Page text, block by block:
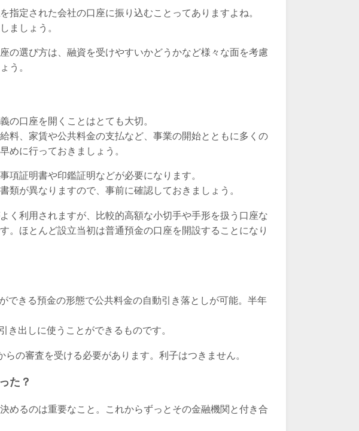
指定された会社の口座に振り込むことってありますよね。
ましょう。
の選び方は、融資を受けやすいかどうかなど様々な面を考慮
う。
の口座を開くことはとても大切。
料、家賃や公共料金の支払など、事業の開始とともに多くの
めに行っておきましょう。
項証明書や印鑑証明などが必要になります。
類が異なりますので、事前に確認しておきましょう。
く利用されますが、比較的高額な小切手や手形を扱う口座な
。ほとんど設立当初は普通預金の口座を開設することになり
できる預金の形態で公共料金の自動引き落としが可能。半年
き出しに使うことができるものです。
の審査を受ける必要があります。利子はつきません。
た？
めるのは重要なこと。これからずっとその金融機関と付き合